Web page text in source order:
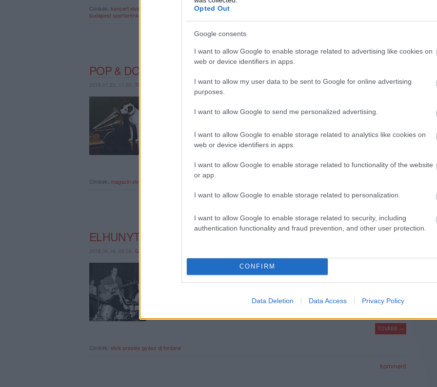
Opted Out
Google consents
I want to allow Google to enable storage related to advertising like cookies on
web or device identifiers in apps.
I want to allow my user data to be sent to Google for online advertising
purposes.
I want to allow Google to send me personalized advertising.
I want to allow Google to enable storage related to analytics like cookies on
web or device identifiers in apps.
I want to allow Google to enable storage related to functionality of the website
or app.
I want to allow Google to enable storage related to personalization.
I want to allow Google to enable storage related to security, including
authentication functionality and fraud prevention, and other user protection.
CONFIRM
Data Deletion Data Access Privacy Policy
Címkék: koncertelvis presley louis armstrong tom jones
budapest sportaréna
POP & DOGS – BELEUGATTAK A ZENETÖRTÉNETBE
2019.01.23. 11:00, TRECORDER
Zenetörténeti kutyagolás – a teljesség igénye nélkül. Csepelyi Adrienn írása a Recorder
magazin 68. lapszámának Kutya & zene című sorozatából.
TOVÁBB →
Címkék: magazin elvis presley snoop dogg
komment
ELHUNYT ELVIS PRESLEY DOBOSA, D.J. FONTANA
2018.06.16. 08:06, GAINES
A meghatározó jelentőségű zenészt 87 évesen érte a halál, több mint egy évtizedig
játszott Elvisszel, benne volt a keze a legnagyobb slágerekben.
TOVÁBB →
Címkék: elvis presley gyász dj fontana
komment